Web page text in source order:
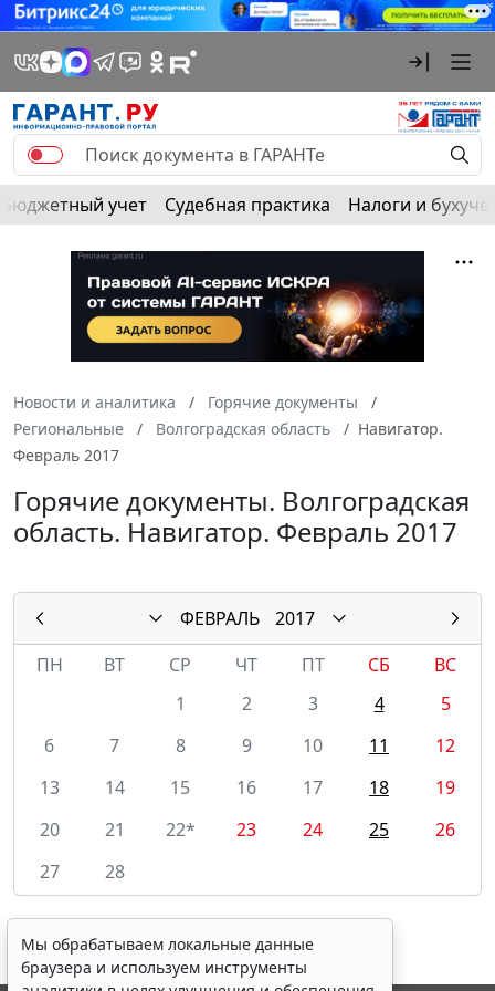
Бюджетный учет Судебная практика Налоги и
Новости и аналитика
Горячие документы
Региональные
Волгоградская область
Навигатор.
Февраль 2017
Горячие документы. Волгоградская
область. Навигатор. Февраль 2017
ФЕВРАЛЬ
2017
ПН
ВТ СР ЧТ ПТ СБ
ВС
1
2 3 4
5
6
7 8 9 10 11
12
13
14 15 16 17 18
19
20
21 22* 23 24 25
26
27
28
Мы обрабатываем локальные данные
браузера и используем инструменты